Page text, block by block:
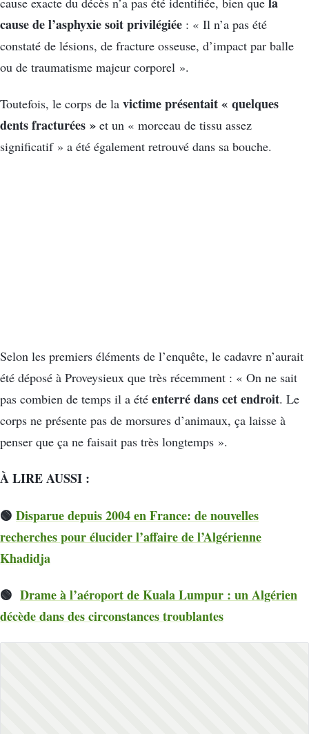
cause de l’asphyxie soit privilégiée : « Il n’a pas été
constaté de lésions, de fracture osseuse, d’impact par balle
ou de traumatisme majeur corporel ».
Toutefois, le corps de la victime présentait « quelques
dents fracturées » et un « morceau de tissu assez
significatif » a été également retrouvé dans sa bouche.
Selon les premiers éléments de l’enquête, le cadavre n’aurait
été déposé à Proveysieux que très récemment : « On ne sait
pas combien de temps il a été enterré dans cet endroit. Le
corps ne présente pas de morsures d’animaux, ça laisse à
penser que ça ne faisait pas très longtemps ».
À LIRE AUSSI :
🟢 Disparue depuis 2004 en France: de nouvelles
recherches pour élucider l’affaire de l’Algérienne
Khadidja
🟢 Drame à l’aéroport de Kuala Lumpur : un Algérien
décède dans des circonstances troublantes